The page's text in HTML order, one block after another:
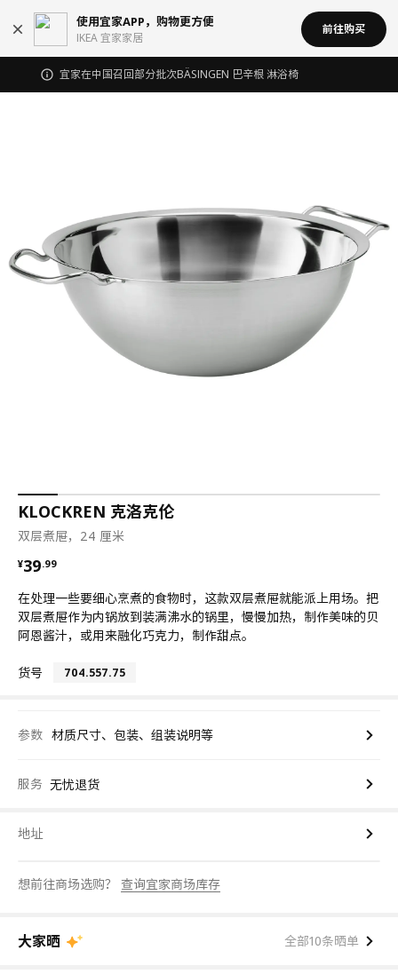
使用宜家APP，购物更方便
IKEA 宜家家居
前往购买
宜家在中国召回部分批次BÄSINGEN 巴辛根 淋浴椅
KLOCKREN 克洛克伦
双层煮屉，24 厘米
¥39.99
¥ 39.99
在处理一些要细心烹煮的食物时，这款双层煮屉就能派上用场。把
双层煮屉作为内锅放到装满沸水的锅里，慢慢加热，制作美味的贝
阿恩酱汁，或用来融化巧克力，制作甜点。
货号 704.557.75
参数 材质尺寸、包装、组装说明等
服务 无忧退货
地址
想前往商场选购？ 查询宜家商场库存
大家晒 全部10条晒单